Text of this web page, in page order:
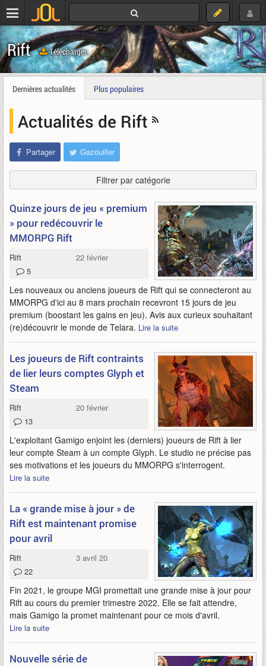
Rift Télécharger
Dernières actualités Plus populaires
Actualités de Rift
Partager Gazouiller
Filtrer par catégorie
Quinze jours de jeu « premium
» pour redécouvrir le
MMORPG Rift
Rift
22 février 2023
5
Les nouveaux ou anciens joueurs de Rift qui se connecteront au
MMORPG d'ici au 8 mars prochain recevront 15 jours de jeu
premium (boostant les gains en jeu). Avis aux curieux souhaitant
(re)découvrir le monde de Telara. Lire la suite
Les joueurs de Rift contraints
de lier leurs comptes Glyph et
Steam
Rift
20 février 2023
13
L'exploitant Gamigo enjoint les (derniers) joueurs de Rift à lier
leur compte Steam à un compte Glyph. Le studio ne précise pas
ses motivations et les joueurs du MMORPG s'interrogent.
Lire la suite
La « grande mise à jour » de
Rift est maintenant promise
pour avril
Rift
3 avril 2022
22
Fin 2021, le groupe MGI promettait une grande mise à jour pour
Rift au cours du premier trimestre 2022. Elle se fait attendre,
mais Gamigo la promet maintenant pour ce mois d'avril.
Lire la suite
Nouvelle série de